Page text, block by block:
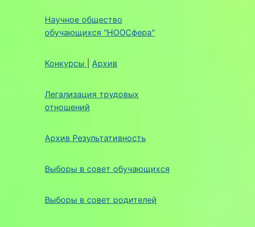
Научное общество
обучающихся "НООСфера"
Конкурсы Архив
Легализация трудовых
отношений
Архив Результативность
Выборы в совет обучающихся
Выборы в совет родителей